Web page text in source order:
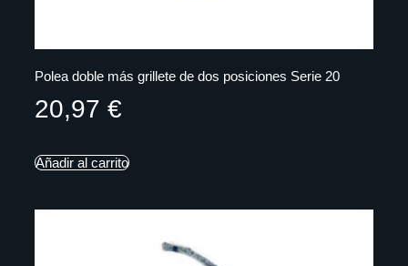
Polea doble más grillete de dos posiciones Serie 20
20,97 €
Añadir al carrito